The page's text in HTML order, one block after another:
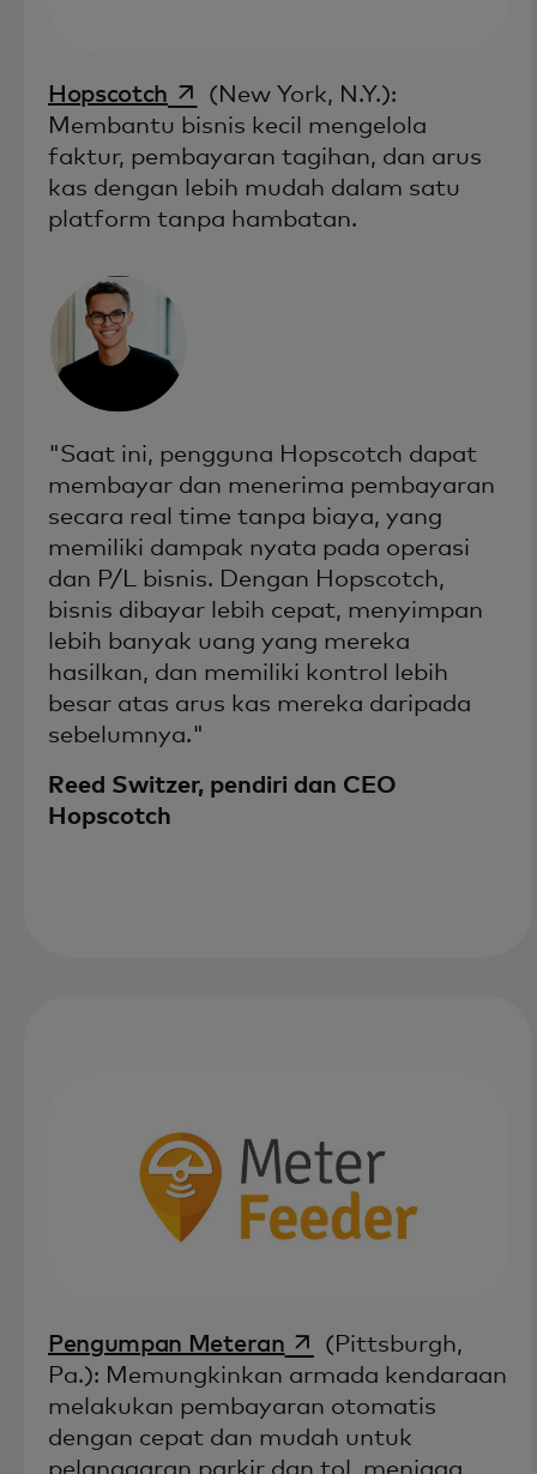
Hopscotch opens in a new tab
(New York, N.Y.):
Membantu bisnis kecil mengelola
faktur, pembayaran tagihan, dan arus
kas dengan lebih mudah dalam satu
platform tanpa hambatan.
"Saat ini, pengguna Hopscotch dapat
membayar dan menerima pembayaran
secara real time tanpa biaya, yang
memiliki dampak nyata pada operasi
dan P/L bisnis. Dengan Hopscotch,
bisnis dibayar lebih cepat, menyimpan
lebih banyak uang yang mereka
hasilkan, dan memiliki kontrol lebih
besar atas arus kas mereka daripada
sebelumnya."
Reed Switzer, pendiri dan CEO
Hopscotch
Pengumpan Meteranopens in a new tab
(Pittsburgh,
Pa.): Memungkinkan armada kendaraan
melakukan pembayaran otomatis
dengan cepat dan mudah untuk